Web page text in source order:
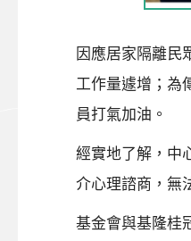
因應居家隔離民
工作量遽增；為
員打氣加油。
經實地了解，中
介心理諮商，無
基金會與基隆桂